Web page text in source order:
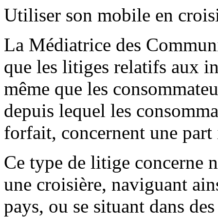
Utiliser son mobile en
La Médiatrice des
que les litiges relatifs aux
même que les
depuis lequel les
forfait, concernent une
Ce type de litige concerne
une croisière, naviguant
pays, ou se situant dans